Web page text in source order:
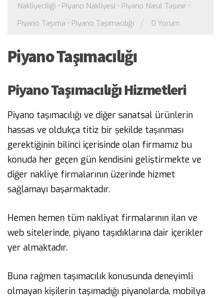
Nakliyeciliği • Piyano Nakliyesi • Piyano Nasıl Taşınır •
Piyano Taşıma • Piyano Taşımacılığı 0 Yorum
Piyano Taşımacılığı
Piyano Taşımacılığı Hizmetleri
Piyano taşımacılığı ve diğer sanatsal ürünlerin
hassas ve oldukça titiz bir şekilde taşınması
gerektiğinin bilinci içerisinde olan firmamız bu
konuda her geçen gün kendisini geliştirmekte ve
diğer nakliye firmalarının üzerinde hizmet
sağlamayı başarmaktadır.
Hemen hemen tüm nakliyat firmalarının ilan ve
web sitelerinde, piyano taşıdıklarına dair içerikler
yer almaktadır.
Buna rağmen taşımacılık konusunda deneyimli
olmayan kişilerin taşımadığı piyanolarda, mobilya